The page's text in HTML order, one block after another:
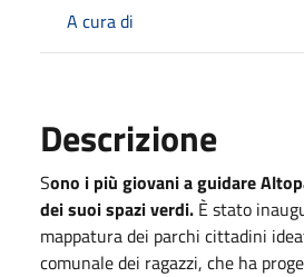
A cura di
Descrizione
Sono i più giovani a guidare
dei suoi spazi verdi. È stato
mappatura dei parchi cittadini
comunale dei ragazzi, che ha